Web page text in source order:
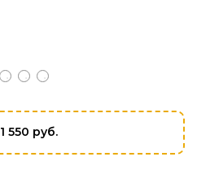
1 550 руб.